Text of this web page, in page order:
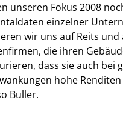
unseren Fokus 2008
einzelner
wir uns auf Reits und
die ihren
dass sie auch bei
hohe
Buller.